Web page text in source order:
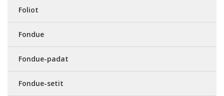
Foliot
Fondue
Fondue-padat
Fondue-setit